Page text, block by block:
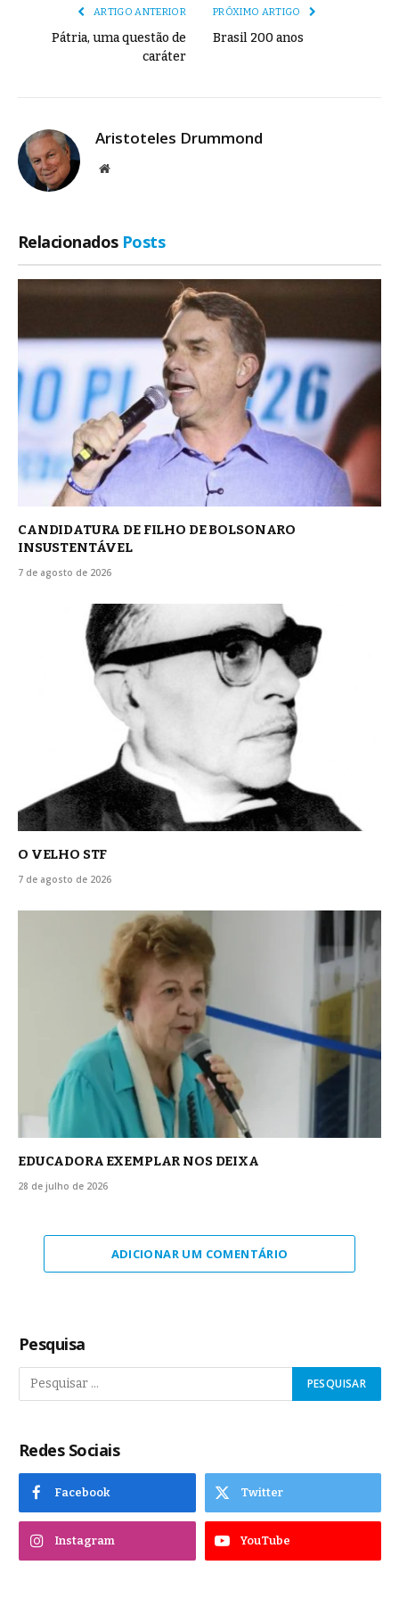
ARTIGO ANTERIOR
Pátria, uma questão de
caráter
PRÓXIMO ARTIGO
Brasil 200 anos
Aristoteles Drummond
Site
Relacionados Posts
CANDIDATURA DE FILHO DE BOLSONARO
INSUSTENTÁVEL
7 de agosto de 2026
O VELHO STF
7 de agosto de 2026
EDUCADORA EXEMPLAR NOS DEIXA
28 de julho de 2026
ADICIONAR UM COMENTÁRIO
Pesquisa
Redes Sociais
Facebook Twitter
Instagram YouTube